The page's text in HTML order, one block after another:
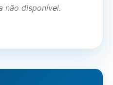
não disponível.